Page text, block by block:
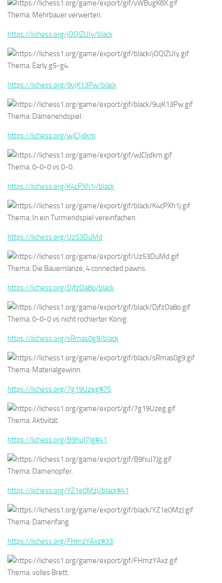
Thema: Mehrbauer verwerten.
https://lichess.org/jOQlZUIy/black
Thema: Early g5-g4.
https://lichess.org/9ujK13Pw/black
Thema: Damenendspiel.
https://lichess.org/wJCIjdkm
Thema: 0-0-0 vs 0-0.
https://lichess.org/K4cPXh1j/black
Thema: In ein Turmendspiel vereinfachen.
https://lichess.org/Uz53DuMd
Thema: Die Bauernlanze, 4 connected pawns.
https://lichess.org/DjfzOa8o/black
Thema: 0-0-0 vs nicht rochierter König.
https://lichess.org/sRmas0g9/black
Thema: Materialgewinn.
https://lichess.org/7g19Uzeg#75
Thema: Aktivität.
https://lichess.org/B9huJ7Jg#41
Thema: Damenopfer.
https://lichess.org/YZ1e0MzJ/black#41
Thema: Damenfang.
https://lichess.org/FHmzYAxz#33
Thema: volles Brett.